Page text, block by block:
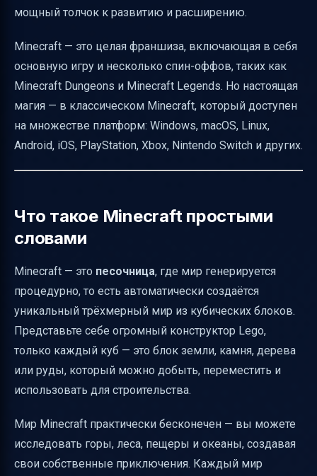
мощный толчок к развитию и расширению.
Minecraft — это целая франшиза, включающая в себя
основную игру и несколько спин-оффов, таких как
Minecraft Dungeons и Minecraft Legends. Но настоящая
магия — в классическом Minecraft, который доступен
на множестве платформ: Windows, macOS, Linux,
Android, iOS, PlayStation, Xbox, Nintendo Switch и других.
Что такое Minecraft простыми
словами
Minecraft — это песочница, где мир генерируется
процедурно, то есть автоматически создаётся
уникальный трёхмерный мир из кубических блоков.
Представьте себе огромный конструктор Lego,
только каждый куб — это блок земли, камня, дерева
или руды, который можно добыть, переместить и
использовать для строительства.
Мир Minecraft практически бесконечен — вы можете
исследовать горы, леса, пещеры и океаны, создавая
свои собственные приключения. Каждый мир